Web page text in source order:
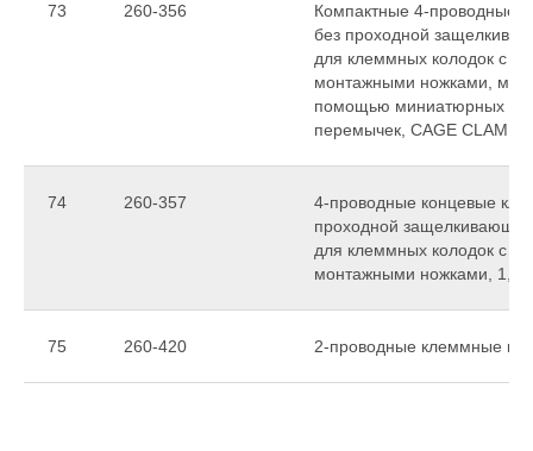
73 260-356
Компактные 4-проводные
без проходной
для клеммных колодок с
монтажными ножками,
помощью миниатюрных
перемычек, CAGE CLAMP
74 260-357
4-проводные концевые
проходной
для клеммных колодок с
монтажными ножками, 1,5,
75 260-420 2-проводные клеммные